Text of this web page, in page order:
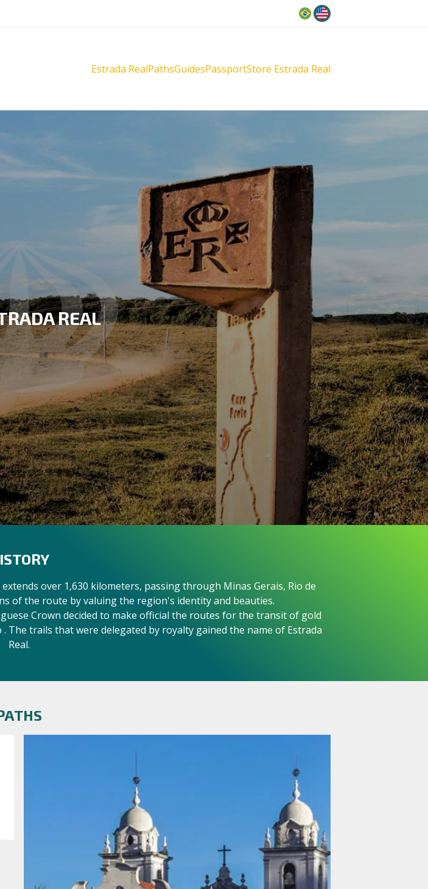
Estrada RealPathsGuidesPassportStore Estrada Real
REAL
over 1,630 kilometers, passing through Minas Gerais, Rio de
of the route by valuing the region's identity and beauties.
Crown decided to make official the routes for the transit of gold
The trails that were delegated by royalty gained the name of Estrada
Real.